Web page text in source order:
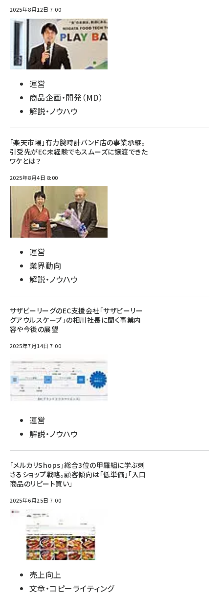
2025年8月12日 7:00
運営
商品企画・開発（MD）
解説・ノウハウ
「楽天市場」有力腕時計バンド店の事業承継。
引受先がEC未経験でもスムーズに譲渡できた
ワケとは？
2025年8月4日 8:00
運営
業界動向
解説・ノウハウ
サザビーリーグのEC支援会社「サザビーリー
グアウルスケープ」の相川社長に聞く事業内
容や今後の展望
2025年7月14日 7:00
運営
解説・ノウハウ
「メルカリShops」総合3位の甲羅組に学ぶ刺
さるショップ戦略。顧客傾向は「低単価」「入口
商品のリピート買い」
2025年6月25日 7:00
売上向上
文章・コピーライティング